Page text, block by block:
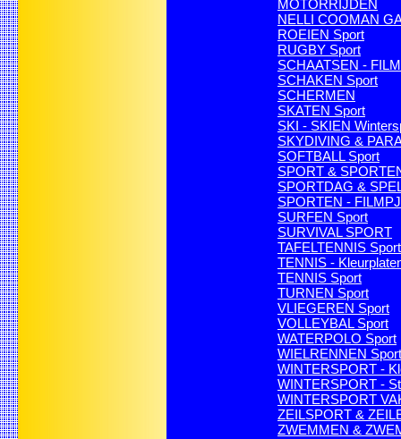
MOTORRIJDEN
NELLI COOMAN
ROEIEN Sport
RUGBY Sport
SCHAATSEN -
SCHAKEN Sport
SCHERMEN
SKATEN Sport
SKI - SKIEN
SKYDIVING &
SOFTBALL Sport
SPORT &
SPORTDAG &
SPORTEN -
SURFEN Sport
SURVIVAL SPORT
TAFELTENNIS Sport
TENNIS -
TENNIS Sport
TURNEN Sport
VLIEGEREN Sport
VOLLEYBAL Sport
WATERPOLO Sport
WIELRENNEN Sport
WINTERSPORT -
WINTERSPORT -
WINTERSPORT
ZEILSPORT &
ZWEMMEN &